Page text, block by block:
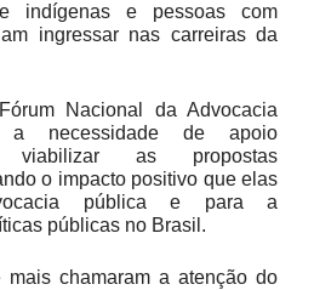
indígenas e pessoas com
ingressar nas carreiras da
Nacional da Advocacia
a necessidade de apoio
viabilizar as propostas
o impacto positivo que elas
pública e para a
públicas no Brasil.
mais chamaram a atenção do